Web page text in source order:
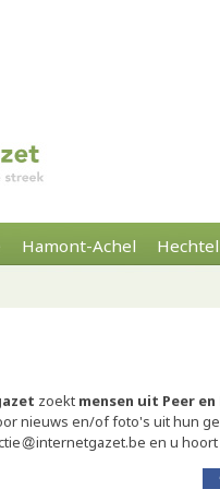
Hamont-Achel
zoekt mensen uit Peer
nieuws en/of foto's uit hun
internetgazet.be en u hoort